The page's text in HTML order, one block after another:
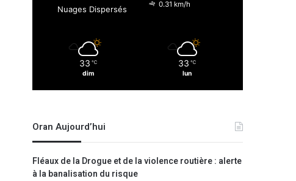
Nuages Dispersés
0.31 km/h
33 ℃
dim
33 ℃
lun
Oran Aujourd’hui
Fléaux de la Drogue et de la violence routière : alerte
à la banalisation du risque